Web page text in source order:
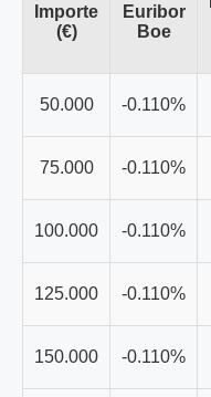
Importe
(€)
Euribor
Boe
50.000 -0.110%
75.000 -0.110%
100.000 -0.110%
125.000 -0.110%
150.000 -0.110%